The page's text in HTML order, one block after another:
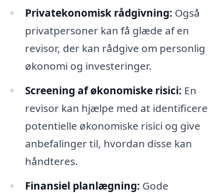
Privatekonomisk rådgivning: Også
privatpersoner kan få glæde af en
revisor, der kan rådgive om personlig
økonomi og investeringer.
Screening af økonomiske risici: En
revisor kan hjælpe med at identificere
potentielle økonomiske risici og give
anbefalinger til, hvordan disse kan
håndteres.
Finansiel planlægning: Gode